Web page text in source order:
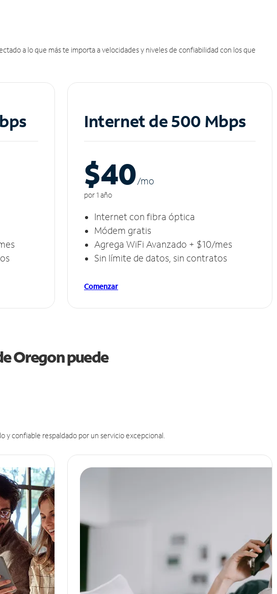
a lo que más te importa a velocidades y niveles de confiabilidad con los que
Internet de 500 Mbps
$40/mo
por 1 año
Internet con fibra óptica
Módem gratis
Agrega WiFi Avanzado + $10/mes
Sin límite de datos, sin contratos
Comenzar
Oregon puede
confiable respaldado por un servicio excepcional.